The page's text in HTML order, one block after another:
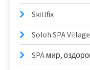
Skillfix
Soloh SPA
SPA мир,